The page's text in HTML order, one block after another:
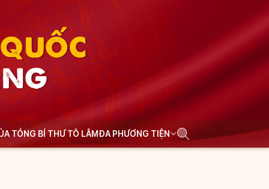
TỔNG BÍ THƯ TÔ LÂMĐA PHƯƠNG TIỆN